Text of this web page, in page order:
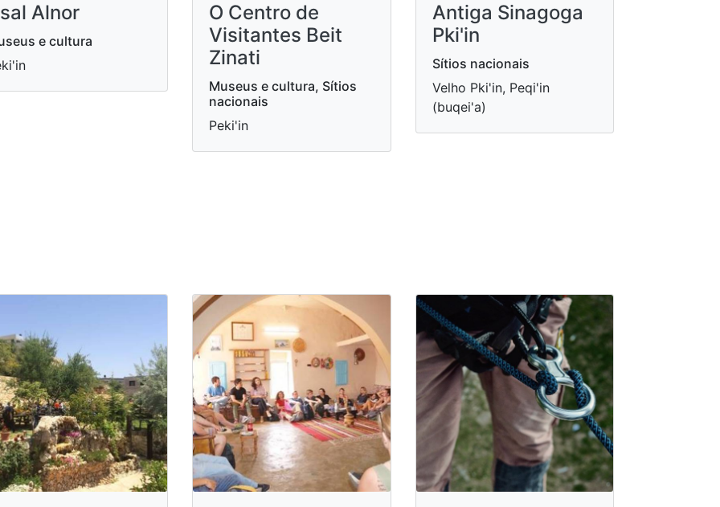
Alnor
e cultura
O Centro de
Visitantes Beit
Zinati
Museus e cultura, Sítios
nacionais
Peki'in
Antiga Sinagoga
Pki'in
Sítios nacionais
Velho Pki'in, Peqi'in
(buqei'a)